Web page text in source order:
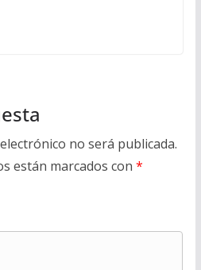
no será publicada.
están marcados con *